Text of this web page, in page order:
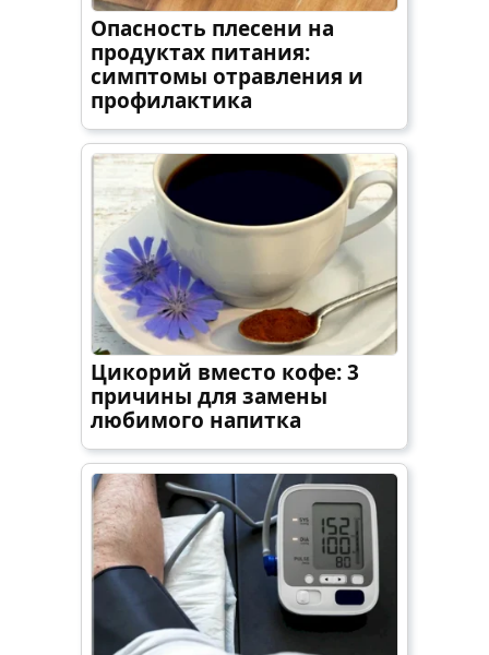
Опасность плесени на
продуктах питания:
симптомы отравления и
профилактика
Цикорий вместо кофе: 3
причины для замены
любимого напитка